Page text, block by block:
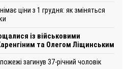
ціни з 1 грудня: як зміняться
із військовими
та Олегом Ліщинським
загинув 37-річний чоловік